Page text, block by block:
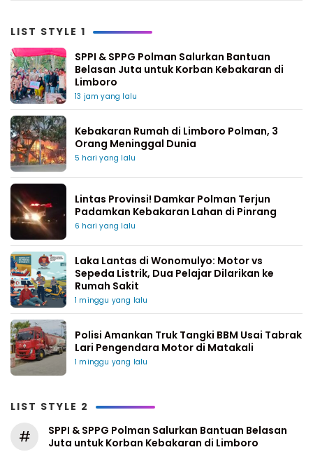
LIST STYLE 1
SPPI & SPPG Polman Salurkan Bantuan
Belasan Juta untuk Korban Kebakaran di
Limboro
13 jam yang lalu
Kebakaran Rumah di Limboro Polman, 3
Orang Meninggal Dunia
5 hari yang lalu
Lintas Provinsi! Damkar Polman Terjun
Padamkan Kebakaran Lahan di Pinrang
6 hari yang lalu
Laka Lantas di Wonomulyo: Motor vs
Sepeda Listrik, Dua Pelajar Dilarikan ke
Rumah Sakit
1 minggu yang lalu
Polisi Amankan Truk Tangki BBM Usai Tabrak
Lari Pengendara Motor di Matakali
1 minggu yang lalu
LIST STYLE 2
#
SPPI & SPPG Polman Salurkan Bantuan Belasan
Juta untuk Korban Kebakaran di Limboro